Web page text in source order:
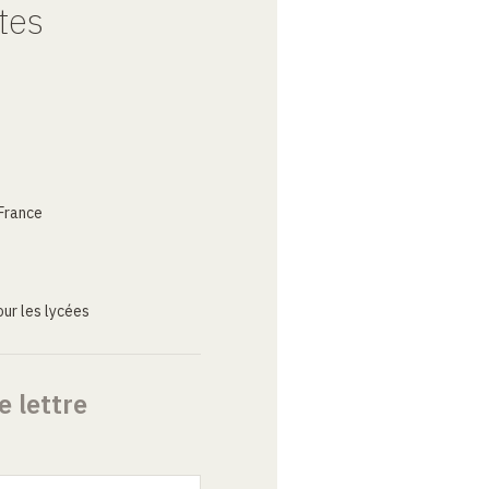
les lycées
lettre